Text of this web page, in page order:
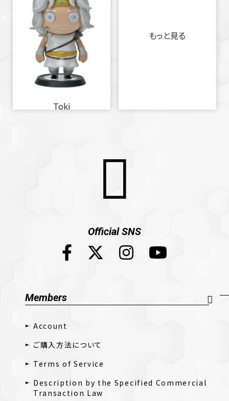
Toki
もっと見る
Official SNS
Members
Account
ご購入方法について
Terms of Service
Description by the Specified Commercial
Transaction Law